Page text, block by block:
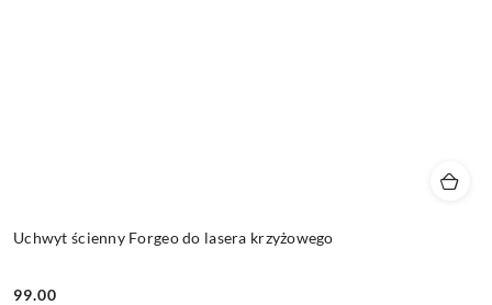
Uchwyt ścienny Forgeo do lasera krzyżowego
99.00